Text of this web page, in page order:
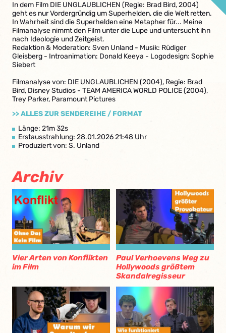
In dem Film DIE UNGLAUBLICHEN (Regie: Brad Bird, 2004)
geht es nur Vordergründig um Superhelden, die die Welt retten.
In Wahrheit sind die Superhelden eine Metapher für... Meine
Filmanalyse nimmt den Film unter die Lupe und untersucht ihn
nach Ideologie und Zeitgeist.
Redaktion & Moderation: Sven Unland - Musik: Rüdiger
Gleisberg - Introanimation: Donald Keeya - Logodesign: Sophie
Siebert
Filmanalyse von: DIE UNGLAUBLICHEN (2004), Regie: Brad
Bird, Disney Studios - TEAM AMERICA WORLD POLICE (2004),
Trey Parker, Paramount Pictures
>> ALLES ZUR SENDEREIHE / FORMAT
Länge: 21m 32s
Erstausstrahlung: 28.01.2026 21:48 Uhr
Produziert von: S. Unland
Archiv
Vier Arten von Konflikten
im Film
Paul Verhoevens Weg zu
Hollywoods größtem
Skandalregisseur